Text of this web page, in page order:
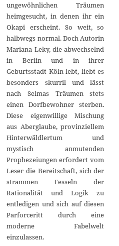
ungewöhnlichen Träumen
heimgesucht, in denen ihr ein
Okapi erscheint. So weit, so
halbwegs normal. Doch Autorin
Mariana Leky, die abwechselnd
in Berlin und in ihrer
Geburtsstadt Köln lebt, liebt es
besonders skurril und lässt
nach Selmas Träumen stets
einen Dorfbewohner sterben.
Diese eigenwillige Mischung
aus Aberglaube, provinziellem
Hinterwäldlertum und
mystisch anmutenden
Prophezeiungen erfordert vom
Leser die Bereitschaft, sich der
strammen Fesseln der
Rationalität und Logik zu
entledigen und sich auf diesen
Parforceritt durch eine
moderne Fabelwelt
einzulassen.